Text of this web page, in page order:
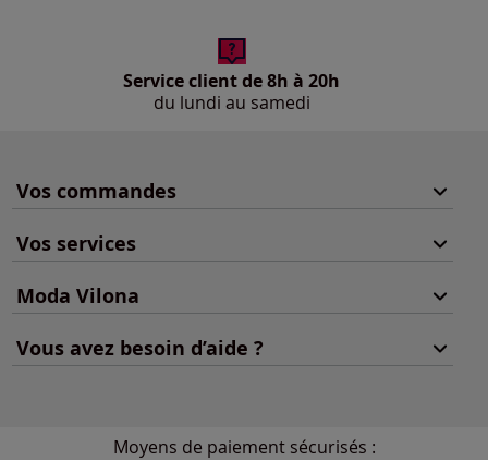
Service client de 8h à 20h
du lundi au samedi
Vos commandes
Vos services
Moda Vilona
Vous avez besoin d’aide ?
Moyens de paiement sécurisés :